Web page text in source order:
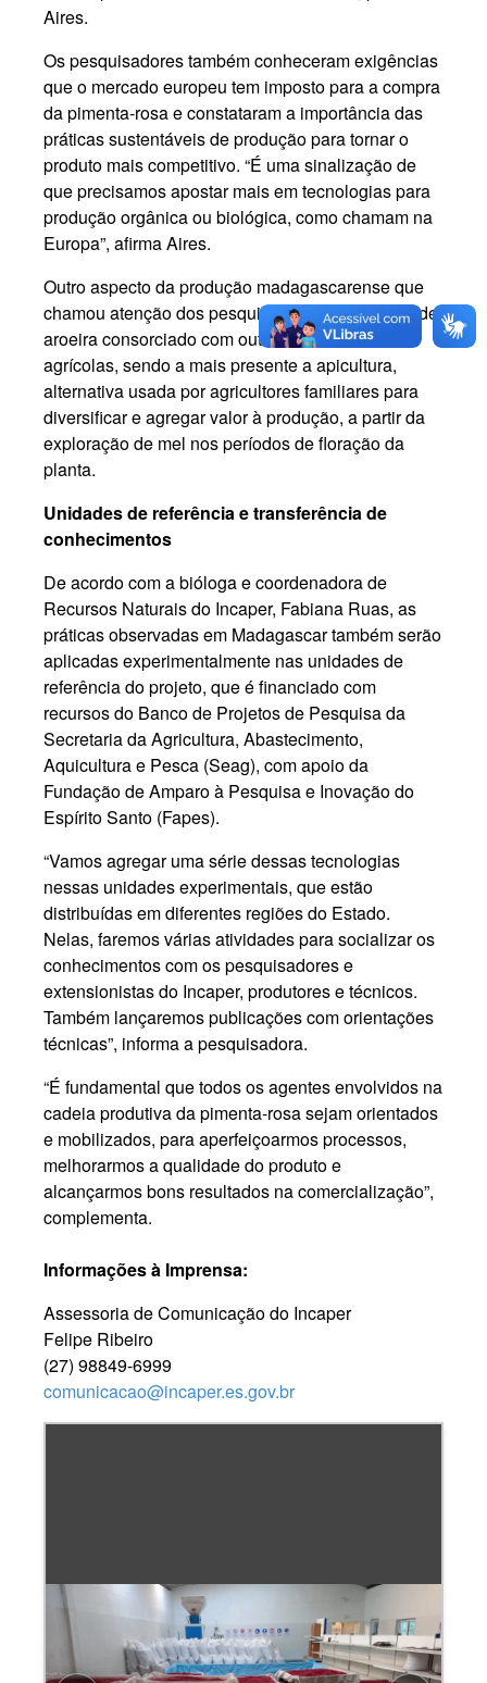
Aires.
Os pesquisadores também conheceram exigências
que o mercado europeu tem imposto para a compra
da pimenta-rosa e constataram a importância das
práticas sustentáveis de produção para tornar o
produto mais competitivo. “É uma sinalização de
que precisamos apostar mais em tecnologias para
produção orgânica ou biológica, como chamam na
Europa”, afirma Aires.
Outro aspecto da produção madagascarense que
chamou atenção dos pesquisadores foi o cultivo de
aroeira consorciado com outras atividades
agrícolas, sendo a mais presente a apicultura,
alternativa usada por agricultores familiares para
diversificar e agregar valor à produção, a partir da
exploração de mel nos períodos de floração da
planta.
Unidades de referência e transferência de
conhecimentos
De acordo com a bióloga e coordenadora de
Recursos Naturais do Incaper, Fabiana Ruas, as
práticas observadas em Madagascar também serão
aplicadas experimentalmente nas unidades de
referência do projeto, que é financiado com
recursos do Banco de Projetos de Pesquisa da
Secretaria da Agricultura, Abastecimento,
Aquicultura e Pesca (Seag), com apoio da
Fundação de Amparo à Pesquisa e Inovação do
Espírito Santo (Fapes).
“Vamos agregar uma série dessas tecnologias
nessas unidades experimentais, que estão
distribuídas em diferentes regiões do Estado.
Nelas, faremos várias atividades para socializar os
conhecimentos com os pesquisadores e
extensionistas do Incaper, produtores e técnicos.
Também lançaremos publicações com orientações
técnicas”, informa a pesquisadora.
“É fundamental que todos os agentes envolvidos na
cadeia produtiva da pimenta-rosa sejam orientados
e mobilizados, para aperfeiçoarmos processos,
melhorarmos a qualidade do produto e
alcançarmos bons resultados na comercialização”,
complementa.
Informações à Imprensa:
Assessoria de Comunicação do Incaper
Felipe Ribeiro
(27) 98849-6999
comunicacao@incaper.es.gov.br